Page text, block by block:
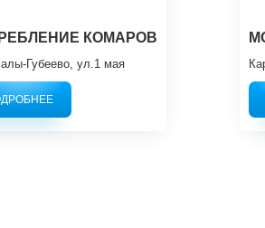
КОМАРОВ
Губеево, ул.1 мая